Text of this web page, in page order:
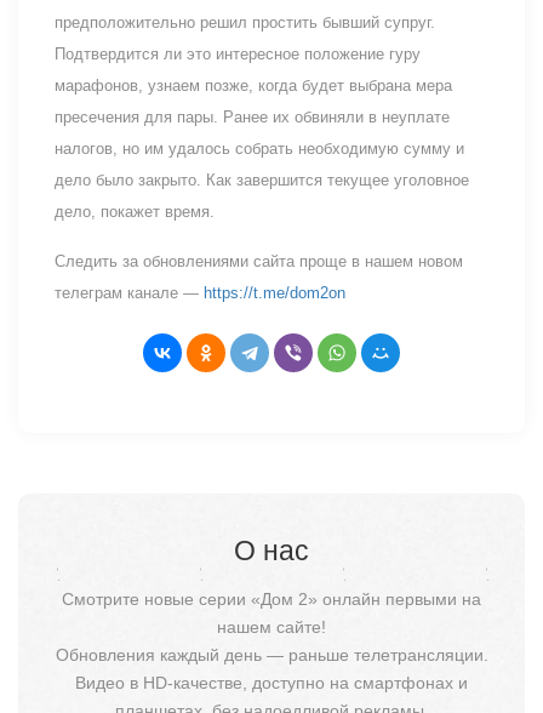
предположительно решил простить бывший супруг.
Подтвердится ли это интересное положение гуру
марафонов, узнаем позже, когда будет выбрана мера
пресечения для пары. Ранее их обвиняли в неуплате
налогов, но им удалось собрать необходимую сумму и
дело было закрыто. Как завершится текущее уголовное
дело, покажет время.
Следить за обновлениями сайта проще в нашем новом
телеграм канале — https://t.me/dom2on
О нас
Смотрите новые серии «Дом 2» онлайн первыми на
нашем сайте!
Обновления каждый день — раньше телетрансляции.
Видео в HD-качестве, доступно на смартфонах и